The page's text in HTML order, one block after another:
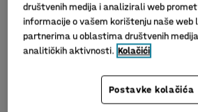
društvenih medija i analizirali web
informacije o vašem korištenju naše web
partnerima u oblastima društvenih
analitičkih aktivnosti. Kolačići
Postavke kolačića